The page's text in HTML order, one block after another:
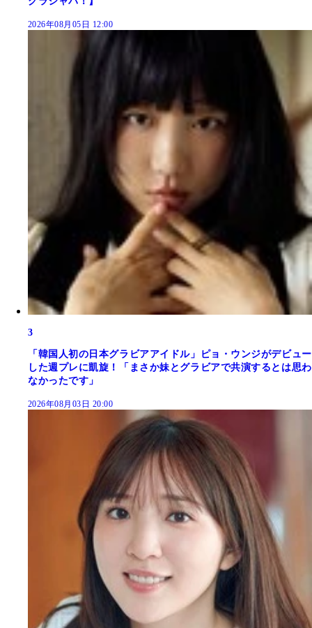
2026年08月05日 12:00
3
「韓国人初の日本グラビアアイドル」ピョ・ウンジがデビュー
した週プレに凱旋！「まさか妹とグラビアで共演するとは思わ
なかったです」
2026年08月03日 20:00